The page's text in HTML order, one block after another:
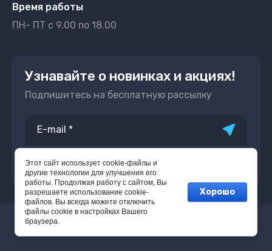
Время работы
ПН- ПТ с 9.00 по 18.00
Узнавайте о новинках и акциях!
Подпишитесь на бесплатную рассылку
Согласие на обработкуперсональных данных
© 2023 - 2026 Открытое Решение
Этот сайт использует cookie-файлы и
другие технологии для улучшения его
работы. Продолжая работу с сайтом, Вы
разрешаете использование cookie-
файлов. Вы всегда можете отключить
файлы cookie в настройках Вашего
браузера.
Хорошо